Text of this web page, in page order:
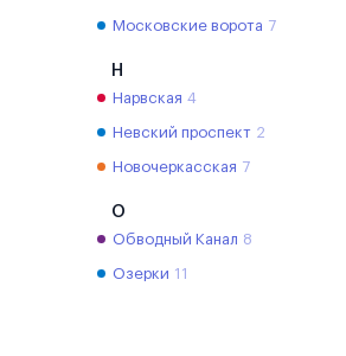
Московские ворота 7
Н
Нарвская 4
Невский проспект 2
Новочеркасская 7
О
Обводный Канал 8
Озерки 11